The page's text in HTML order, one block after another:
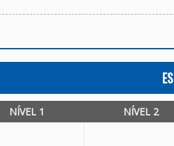
NÍVEL 1 NÍVEL 2